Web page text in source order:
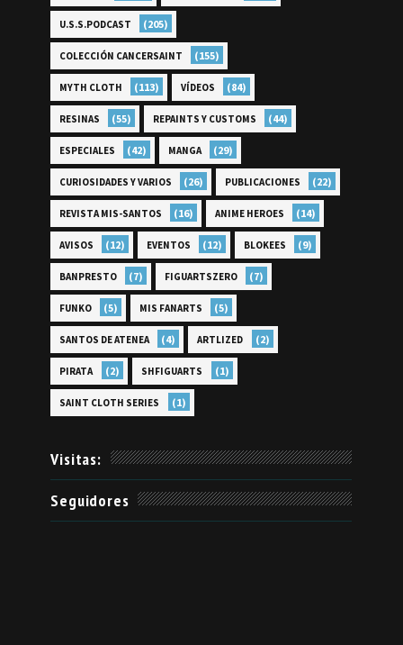
U.S.S.PODCAST (205)
COLECCIÓN CANCERSAINT (155)
MYTH CLOTH (113) VÍDEOS (84)
RESINAS (55) REPAINTS Y CUSTOMS (44)
ESPECIALES (42) MANGA (29)
CURIOSIDADES Y VARIOS (26) PUBLICACIONES (22)
REVISTA MIS-SANTOS (16) ANIME HEROES (14)
AVISOS (12) EVENTOS (12) BLOKEES (9)
BANPRESTO (7) FIGUARTSZERO (7)
FUNKO (5) MIS FANARTS (5)
SANTOS DE ATENEA (4) ARTLIZED (2)
PIRATA (2) SHFIGUARTS (1)
SAINT CLOTH SERIES (1)
Visitas:
Seguidores